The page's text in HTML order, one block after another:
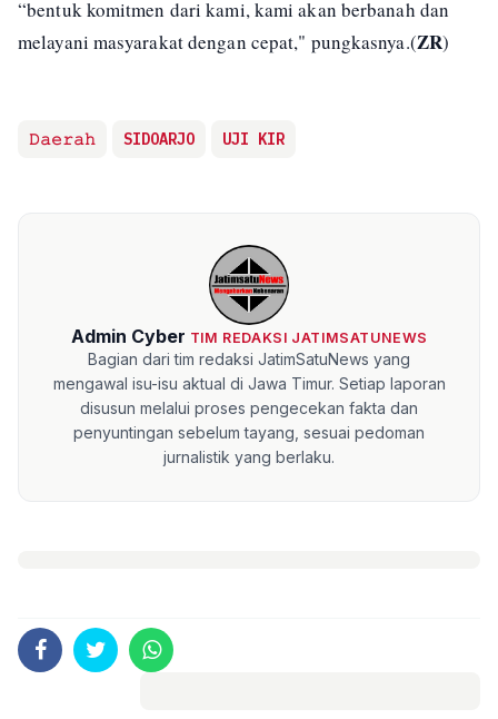
“bentuk komitmen dari kami, kami akan berbanah dan
melayani masyarakat dengan cepat," pungkasnya.(ZR)
𝙳𝚊𝚎𝚛𝚊𝚑 SIDOARJO UJI KIR
Admin Cyber TIM REDAKSI JATIMSATUNEWS
Bagian dari tim redaksi JatimSatuNews yang
mengawal isu-isu aktual di Jawa Timur. Setiap laporan
disusun melalui proses pengecekan fakta dan
penyuntingan sebelum tayang, sesuai pedoman
jurnalistik yang berlaku.